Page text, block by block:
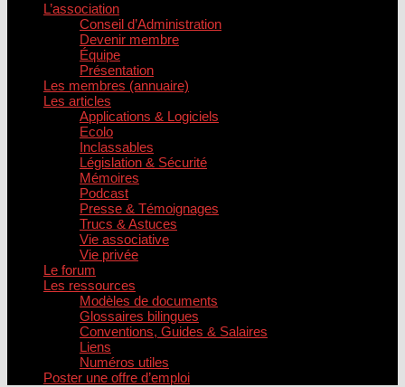
L’association
Conseil d’Administration
Devenir membre
Équipe
Présentation
Les membres (annuaire)
Les articles
Applications & Logiciels
Ecolo
Inclassables
Législation & Sécurité
Mémoires
Podcast
Presse & Témoignages
Trucs & Astuces
Vie associative
Vie privée
Le forum
Les ressources
Modèles de documents
Glossaires bilingues
Conventions, Guides & Salaires
Liens
Numéros utiles
Poster une offre d’emploi